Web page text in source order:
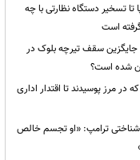
تا تسخیر دستگاه نظارتی با چه
است
جایگزین سقف تیرچه بلوک در
شده است؟
در مرز پوسیدند تا اقتدار اداری
ترامپ: «او تجسم خالص